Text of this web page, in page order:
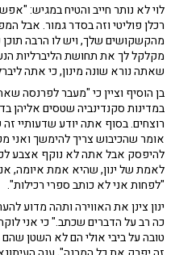
לוי לא נותר חייב והטיח במגיש:
רכלן פוליטי וזה בסדר גמור. אבל
מהקשקושים שלך, ויש לו הרבה
מקלקל לך את תחושת הליברליות
שאתה נורא שונה מינון, כי אתה
בן הוסיף וציין כי "מעבר לפרנסה
במדינות סקנדינביה שטסים אליהן
רוצחים. בסוף אתה יודע שדעותיי
אומר שהכיבוש צריך להימשך
להיפסק אבל אתה לא נוקף אצבע לכן
לאמת של ינון, שהיא אמת איומה,
"לפחות אני לא כותב ספרי רכילות".
ינון צינן את האווירה ותהה מדוע
כה רב על הדברים שכתב." כי אני
טובה על ביבי אולי הם לא השטן